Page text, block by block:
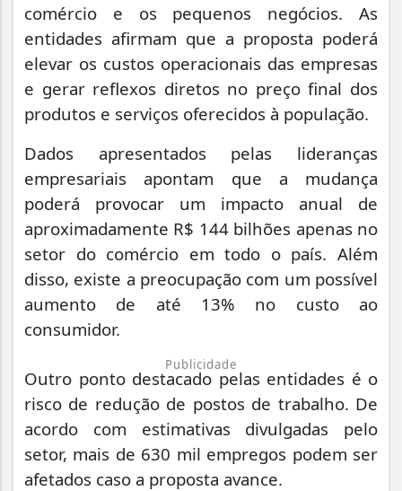
comércio e os pequenos negócios. As
entidades afirmam que a proposta poderá
elevar os custos operacionais das empresas
e gerar reflexos diretos no preço final dos
produtos e serviços oferecidos à população.
Dados apresentados pelas lideranças
empresariais apontam que a mudança
poderá provocar um impacto anual de
aproximadamente R$ 144 bilhões apenas no
setor do comércio em todo o país. Além
disso, existe a preocupação com um possível
aumento de até 13% no custo ao
consumidor.
Publicidade
Outro ponto destacado pelas entidades é o
risco de redução de postos de trabalho. De
acordo com estimativas divulgadas pelo
setor, mais de 630 mil empregos podem ser
afetados caso a proposta avance.